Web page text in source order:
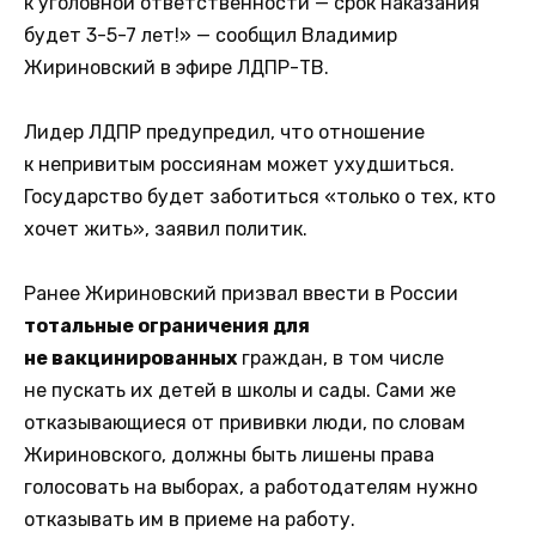
будет 3-5-7 лет!» — сообщил Владимир
Жириновский в эфире ЛДПР-ТВ.
Лидер ЛДПР предупредил, что отношение
к непривитым россиянам может ухудшиться.
Государство будет заботиться «только о тех, кто
хочет жить», заявил политик.
Ранее Жириновский призвал ввести в России
тотальные ограничения для
не вакцинированных граждан, в том числе
не пускать их детей в школы и сады. Сами же
отказывающиеся от прививки люди, по словам
Жириновского, должны быть лишены права
голосовать на выборах, а работодателям нужно
отказывать им в приеме на работу.